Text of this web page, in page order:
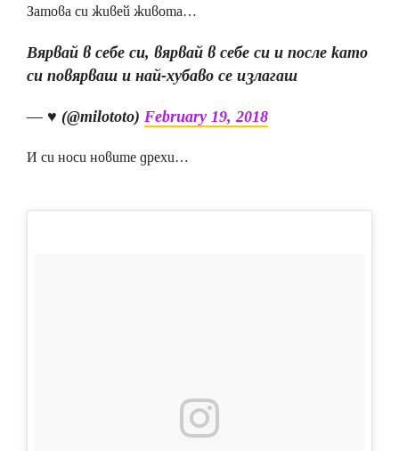
Затова си живей живота…
Вярвай в себе си, вярвай в себе си и после като
си повярваш и най-хубаво се излагаш
— ♥︎ (@milototo) February 19, 2018
И си носи новите дрехи…